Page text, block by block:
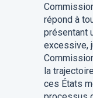
répond à
présentant
excessive,
la
ces États